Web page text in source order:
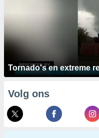
Tornado's en extreme
Volg ons